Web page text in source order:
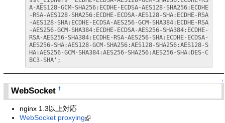
A-AES128-GCM-SHA256:ECDHE-ECDSA-AES128-SHA256:ECDHE
-RSA-AES128-SHA256:ECDHE-ECDSA-AES128-SHA:ECDHE-RSA
-AES128-SHA:ECDHE-ECDSA-AES256-GCM-SHA384:ECDHE-RSA
-AES256-GCM-SHA384:ECDHE-ECDSA-AES256-SHA384:ECDHE-
RSA-AES256-SHA384:ECDHE-RSA-AES256-SHA:ECDHE-ECDSA-
AES256-SHA:AES128-GCM-SHA256:AES128-SHA256:AES128-S
HA:AES256-GCM-SHA384:AES256-SHA256:AES256-SHA:DES-C
BC3-SHA';
↑
WebSocket†
nginx 1.3以上対応
WebSocket proxying